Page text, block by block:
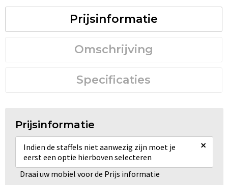
Prijsinformatie
Omschrijving
Specificaties
Prijsinformatie
Indien de staffels niet aanwezig zijn moet je
eerst een optie hierboven selecteren
×
Draai uw mobiel voor de Prijs informatie